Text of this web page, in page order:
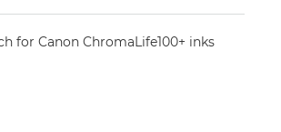
for Canon ChromaLife100+ inks